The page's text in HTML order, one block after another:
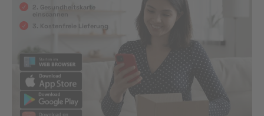
2. Gesundheitskarte
einscannen
3. Kostenfreie Lieferung